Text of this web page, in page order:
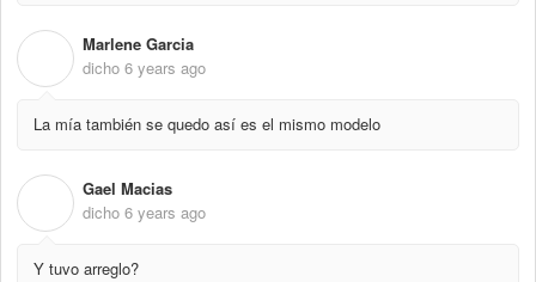
Marlene Garcia
dicho 6 years ago
La mía también se quedo así es el mismo modelo
Gael Macias
dicho 6 years ago
Y tuvo arreglo?